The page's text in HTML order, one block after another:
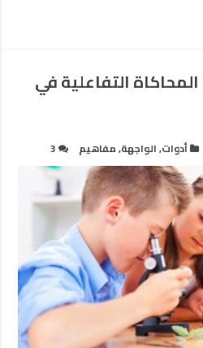
التفاعلية في
أدوات,الواجهة,مفاهيم 3